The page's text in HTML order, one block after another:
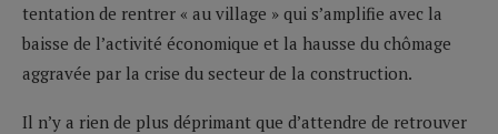
tentation de rentrer « au village » qui s’amplifie avec la
baisse de l’activité économique et la hausse du chômage
aggravée par la crise du secteur de la construction.
Il n’y a rien de plus déprimant que d’attendre de retrouver